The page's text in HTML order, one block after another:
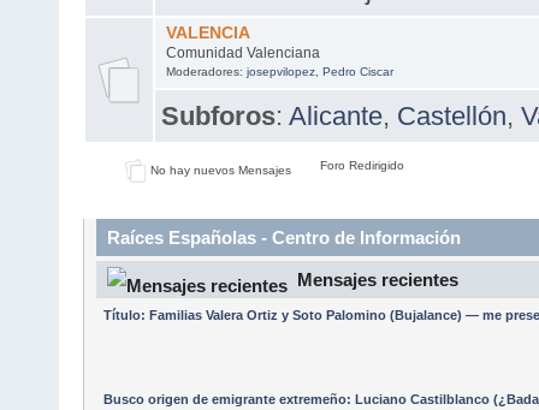
VALENCIA
Comunidad Valenciana
Moderadores: josepvilopez, Pedro Ciscar
Subforos: Alicante, Castellón,
No hay nuevos Mensajes Foro Redirigido
Raíces Españolas - Centro de Información
Mensajes recientes
Título: Familias Valera Ortiz y Soto Palomino (Bujalance) — me
Busco origen de emigrante extremeño: Luciano Castilblanco